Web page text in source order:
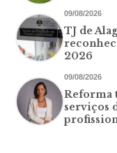
09/08/2026
TJ de
2026
09/08/2026
Reforma
serviços